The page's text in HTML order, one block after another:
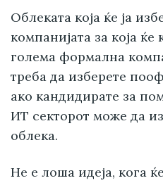
Облеката која ќе ја
компанијата за која
голема формална
треба да изберете
ако кандидирате за
ИТ секторот може да
облека.
Не е лоша идеја, кога